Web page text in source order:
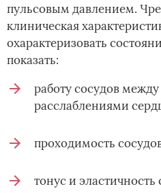
пульсовым давлением.
клиническая
охарактеризовать
показать:
работу сосудов
расслаблениями
проходимость
тонус и